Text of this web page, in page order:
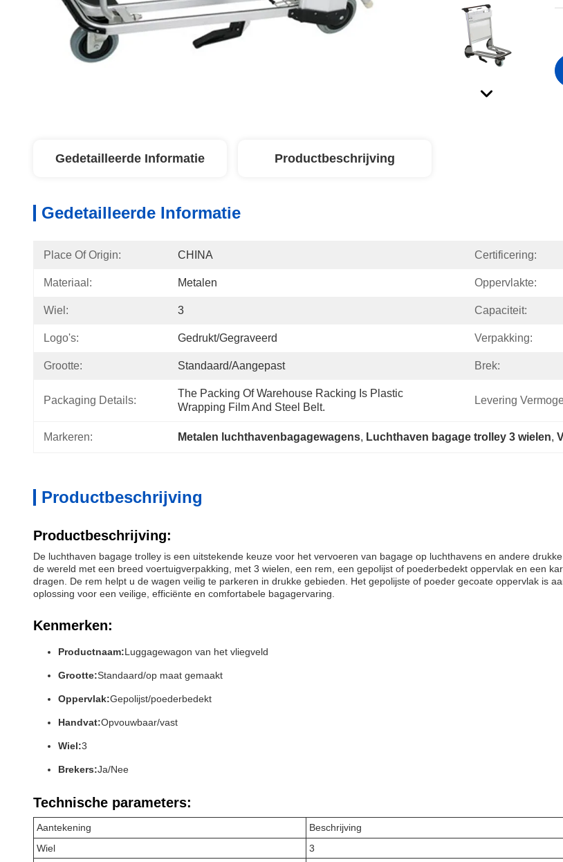
Gedetailleerde Informatie Productbeschrijving
Gedetailleerde Informatie
Place Of Origin: CHINA Certificering:
Materiaal: Metalen Oppervlakte:
Wiel: 3 Capaciteit:
Logo's: Gedrukt/gegraveerd Verpakking:
Grootte: Standaard/Aangepast Brek:
Packaging Details:
The Packing Of Warehouse Racking Is Plastic
Wrapping Film And Steel Belt.
Levering
Markeren: Metalen luchthavenbagagewagens, Luchthaven bagage trolley 3 wielen,
Productbeschrijving
Productbeschrijving:
De luchthaven bagage trolley is een uitstekende keuze voor het vervoeren van bagage op luchthavens en andere
de wereld met een breed voertuigverpakking, met 3 wielen, een rem, een gepolijst of poederbedekt oppervlak en een
dragen. De rem helpt u de wagen veilig te parkeren in drukke gebieden. Het gepolijste of poeder gecoate oppervlak is
oplossing voor een veilige, efficiënte en comfortabele bagagervaring.
Kenmerken:
Productnaam:Luggagewagon van het vliegveld
Grootte:Standaard/op maat gemaakt
Oppervlak:Gepolijst/poederbedekt
Handvat:Opvouwbaar/vast
Wiel:3
Brekers:Ja/Nee
Technische parameters:
Aantekening
Beschrijving
Wiel
3